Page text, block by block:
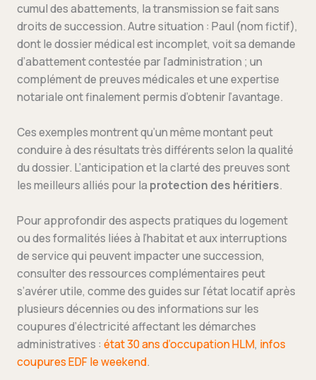
cumul des abattements, la transmission se fait sans
droits de succession. Autre situation : Paul (nom fictif),
dont le dossier médical est incomplet, voit sa demande
d’abattement contestée par l’administration ; un
complément de preuves médicales et une expertise
notariale ont finalement permis d’obtenir l’avantage.
Ces exemples montrent qu’un même montant peut
conduire à des résultats très différents selon la qualité
du dossier. L’anticipation et la clarté des preuves sont
les meilleurs alliés pour la protection des héritiers.
Pour approfondir des aspects pratiques du logement
ou des formalités liées à l’habitat et aux interruptions
de service qui peuvent impacter une succession,
consulter des ressources complémentaires peut
s’avérer utile, comme des guides sur l’état locatif après
plusieurs décennies ou des informations sur les
coupures d’électricité affectant les démarches
administratives : état 30 ans d’occupation HLM, infos
coupures EDF le weekend.